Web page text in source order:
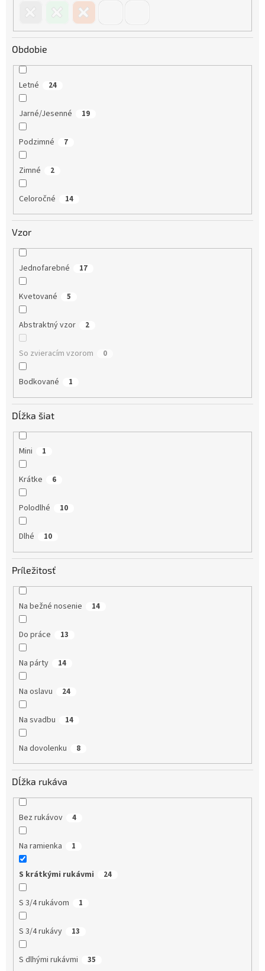
Obdobie
Letné 24
Jarné/Jesenné 19
Podzimné 7
Zimné 2
Celoročné 14
Vzor
Jednofarebné 17
Kvetované 5
Abstraktný vzor 2
So zvieracím vzorom 0
Bodkované 1
Dĺžka šiat
Mini 1
Krátke 6
Polodlhé 10
Dlhé 10
Príležitosť
Na bežné nosenie 14
Do práce 13
Na párty 14
Na oslavu 24
Na svadbu 14
Na dovolenku 8
Dĺžka rukáva
Bez rukávov 4
Na ramienka 1
S krátkými rukávmi 24
S 3/4 rukávom 1
S 3/4 rukávy 13
S dlhými rukávmi 35